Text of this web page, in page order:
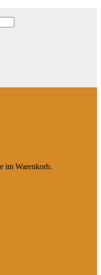
im Warenkorb.